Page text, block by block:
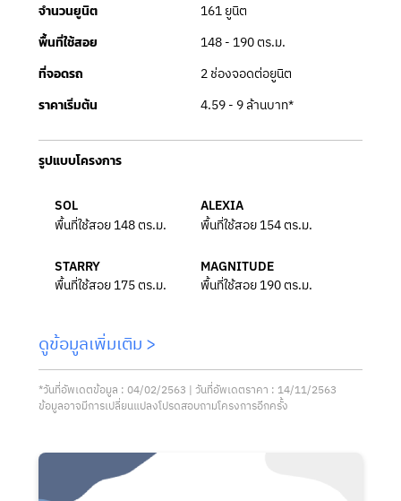
จำนวนยูนิต 161 ยูนิต
พื้นที่ใช้สอย 148 - 190 ตร.ม.
ที่จอดรถ 2 ช่องจอดต่อยูนิต
ราคาเริ่มต้น 4.59 - 9 ล้านบาท*
รูปแบบโครงการ
SOL
พื้นที่ใช้สอย 148 ตร.ม.
ALEXIA
พื้นที่ใช้สอย 154 ตร.ม.
STARRY
พื้นที่ใช้สอย 175 ตร.ม.
MAGNITUDE
พื้นที่ใช้สอย 190 ตร.ม.
ดูข้อมูลเพิ่มเติม >
*วันที่อัพเดตข้อมูล : 04/02/2563 | วันที่อัพเดตราคา : 14/11/2563
ข้อมูลอาจมีการเปลี่ยนแปลงโปรดสอบถามโครงการอีกครั้ง